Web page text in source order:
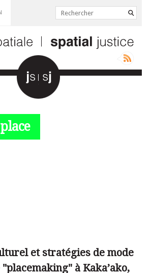
et stratégies de mode
à Kaka’ako,